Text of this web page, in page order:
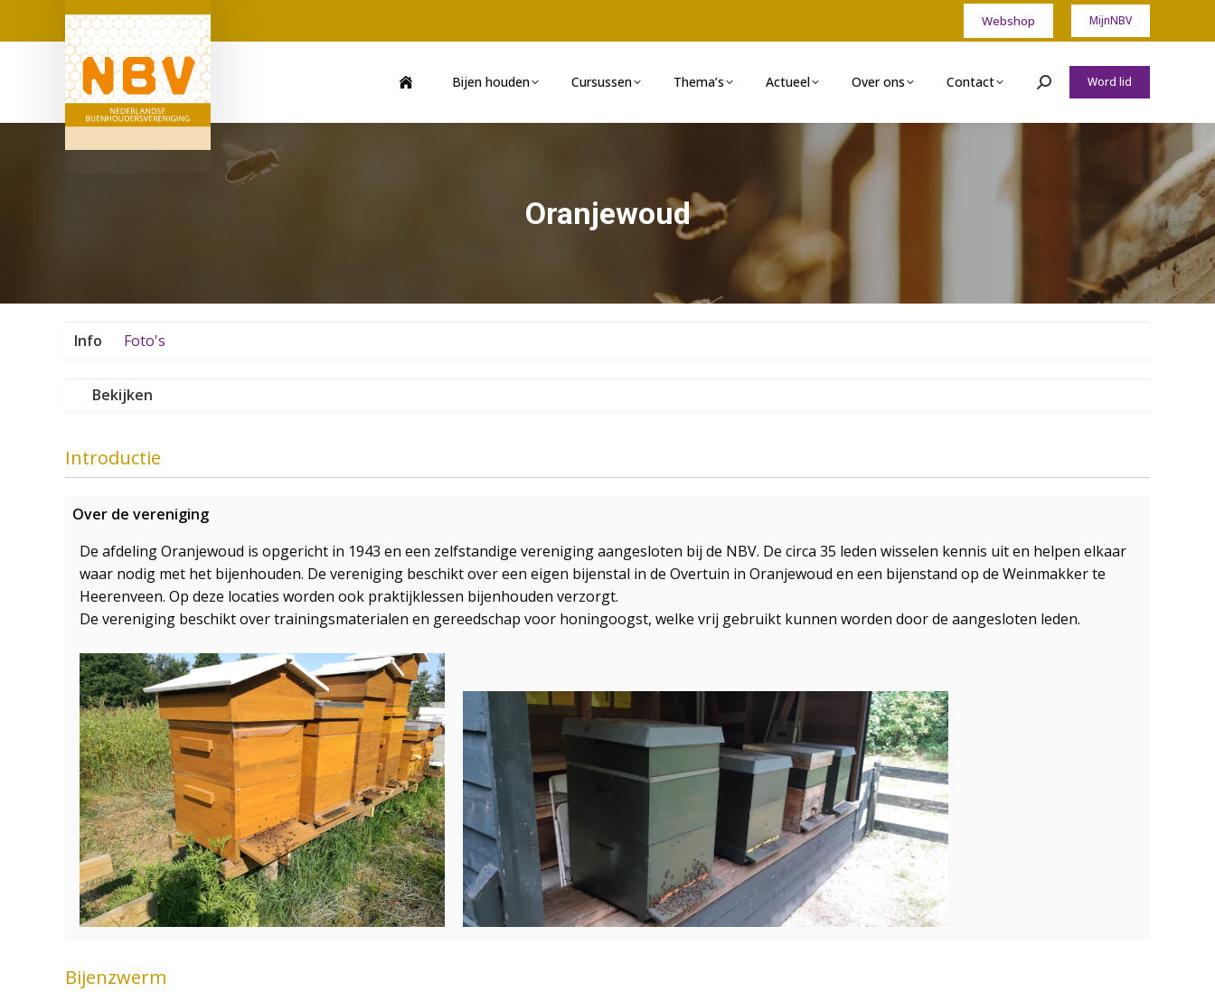
Webshop MijnNBV
Bijen houden Cursussen Thema’s Actueel Over ons Contact Zoeken:Word lid
Oranjewoud
Info Foto's
Bekijken
Introductie
Over de vereniging
De afdeling Oranjewoud is opgericht in 1943 en een zelfstandige vereniging aangesloten bij de NBV. De circa 35 leden wisselen kennis uit en helpen elkaar
waar nodig met het bijenhouden. De vereniging beschikt over een eigen bijenstal in de Overtuin in Oranjewoud en een bijenstand op de Weinmakker te
Heerenveen. Op deze locaties worden ook praktijklessen bijenhouden verzorgt.
De vereniging beschikt over trainingsmaterialen en gereedschap voor honingoogst, welke vrij gebruikt kunnen worden door de aangesloten leden.
Bijenzwerm